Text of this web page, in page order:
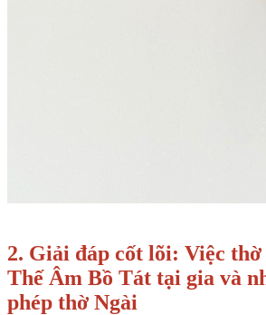
2. Giải đáp cốt lõi: Việc thờ
Thế Âm Bồ Tát tại gia và
phép thờ Ngài